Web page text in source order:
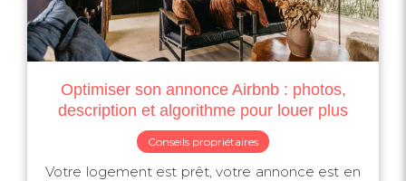
Optimiser son annonce Airbnb : photos,
description et algorithme pour louer plus
Conseils propriétaires
Votre logement est prêt, votre annonce est en